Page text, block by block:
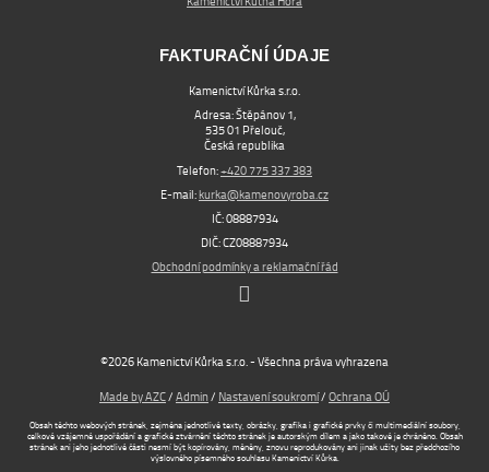
FAKTURAČNÍ ÚDAJE
Kamenictví Kůrka s.r.o.
Adresa: Štěpánov 1,
535 01 Přelouč,
Česká republika
Telefon:+420 775 337 383
E-mail:kurka@kamenovyroba.cz
IČ: 08887934
DIČ: CZ08887934
Obchodní podmínky a reklamační řád
©2026 Kamenictví Kůrka s.r.o. - Všechna práva vyhrazena
Made by AZC/Admin/Nastavení soukromí/Ochrana OÚ
Obsah těchto webových stránek, zejména jednotlivé texty, obrázky, grafika i grafické prvky či multimediální soubory,
celkové vzájemné uspořádání a grafické ztvárnění těchto stránek je autorským dílem a jako takové je chráněno. Obsah
stránek ani jeho jednotlivé části nesmí být kopírovány, měněny, znovu reprodukovány ani jinak užity bez předchozího
výslovného písemného souhlasu Kamenictví Kůrka.